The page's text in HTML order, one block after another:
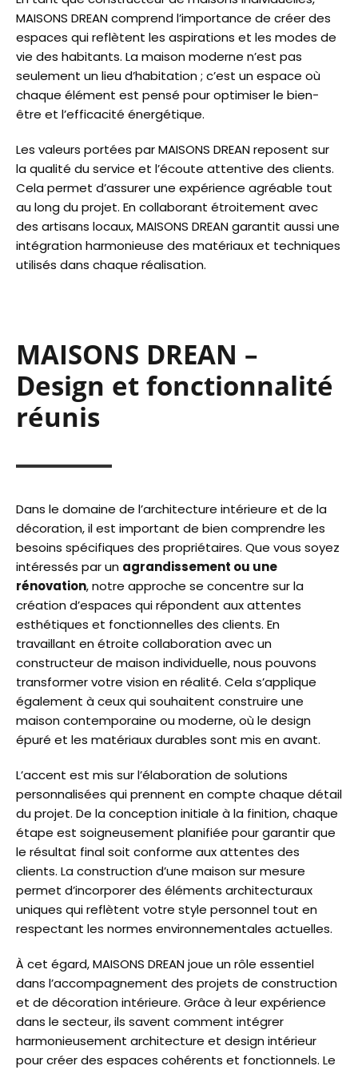
MAISONS DREAN comprend l’importance de créer des
espaces qui reflètent les aspirations et les modes de
vie des habitants. La maison moderne n’est pas
seulement un lieu d’habitation ; c’est un espace où
chaque élément est pensé pour optimiser le bien-
être et l’efficacité énergétique.
Les valeurs portées par MAISONS DREAN reposent sur
la qualité du service et l’écoute attentive des clients.
Cela permet d’assurer une expérience agréable tout
au long du projet. En collaborant étroitement avec
des artisans locaux, MAISONS DREAN garantit aussi une
intégration harmonieuse des matériaux et techniques
utilisés dans chaque réalisation.
MAISONS DREAN –
Design et fonctionnalité
réunis
Dans le domaine de l’architecture intérieure et de la
décoration, il est important de bien comprendre les
besoins spécifiques des propriétaires. Que vous soyez
intéressés par un agrandissement ou une
rénovation, notre approche se concentre sur la
création d’espaces qui répondent aux attentes
esthétiques et fonctionnelles des clients. En
travaillant en étroite collaboration avec un
constructeur de maison individuelle, nous pouvons
transformer votre vision en réalité. Cela s’applique
également à ceux qui souhaitent construire une
maison contemporaine ou moderne, où le design
épuré et les matériaux durables sont mis en avant.
L’accent est mis sur l’élaboration de solutions
personnalisées qui prennent en compte chaque détail
du projet. De la conception initiale à la finition, chaque
étape est soigneusement planifiée pour garantir que
le résultat final soit conforme aux attentes des
clients. La construction d’une maison sur mesure
permet d’incorporer des éléments architecturaux
uniques qui reflètent votre style personnel tout en
respectant les normes environnementales actuelles.
À cet égard, MAISONS DREAN joue un rôle essentiel
dans l’accompagnement des projets de construction
et de décoration intérieure. Grâce à leur expérience
dans le secteur, ils savent comment intégrer
harmonieusement architecture et design intérieur
pour créer des espaces cohérents et fonctionnels. Le